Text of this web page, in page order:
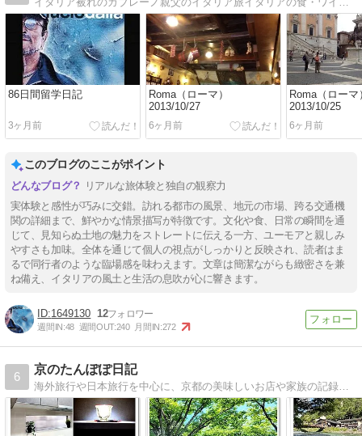
86日間留学日記
3ヶ月前
Roma（ローマ）
2013/10/27
6ヶ月前
Roma（ローマ
2013/10/25
6ヶ月前
このブログのここがポイント
リアルな旅体験と独自の観察力
実体験と感性が巧みに交錯。訪れる都市の風景、地元の市場、跨る交通機
関の詳細まで、鮮やかな情景描写が特徴です。文化や食、日常の瞬間を通
じて、見知らぬ土地の魅力をストレートに伝える一方、ユーモアと親しみ
やすさも加味。全体を通じて個人の視点がしっかりと反映され、読者はま
るで同行者のような臨場感を味わえます。文章は簡潔ながらも緻密さを兼
ね備え、イタリアの風土と生活の息吹が心に響きます。
1649130 12
週間IN:48 週間OUT:240 月間IN:272
6
京のたんぽぽ日記
海外旅行や日本旅行を中心に、京都の美味しいお店や家族の記録も。穏やかで自分を活かせる日々にしたい。